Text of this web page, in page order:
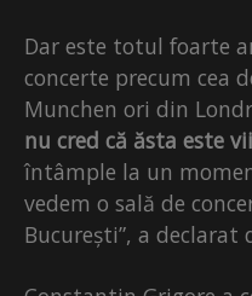
Dar este totul foarte
concerte precum cea
Munchen ori din
nu cred că ăsta este
întâmple la un
vedem o sală de
București”, a declarat